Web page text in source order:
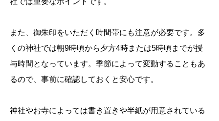
また、御朱印をいただく時間帯にも注意が必要です。多
くの神社では朝9時頃から夕方4時または5時頃までが授
与時間となっています。季節によって変動することもあ
るので、事前に確認しておくと安心です。
神社やお寺によっては書き置きや半紙が用意されている
誕生日ランキング 金運神社 金運財布 姓名判断